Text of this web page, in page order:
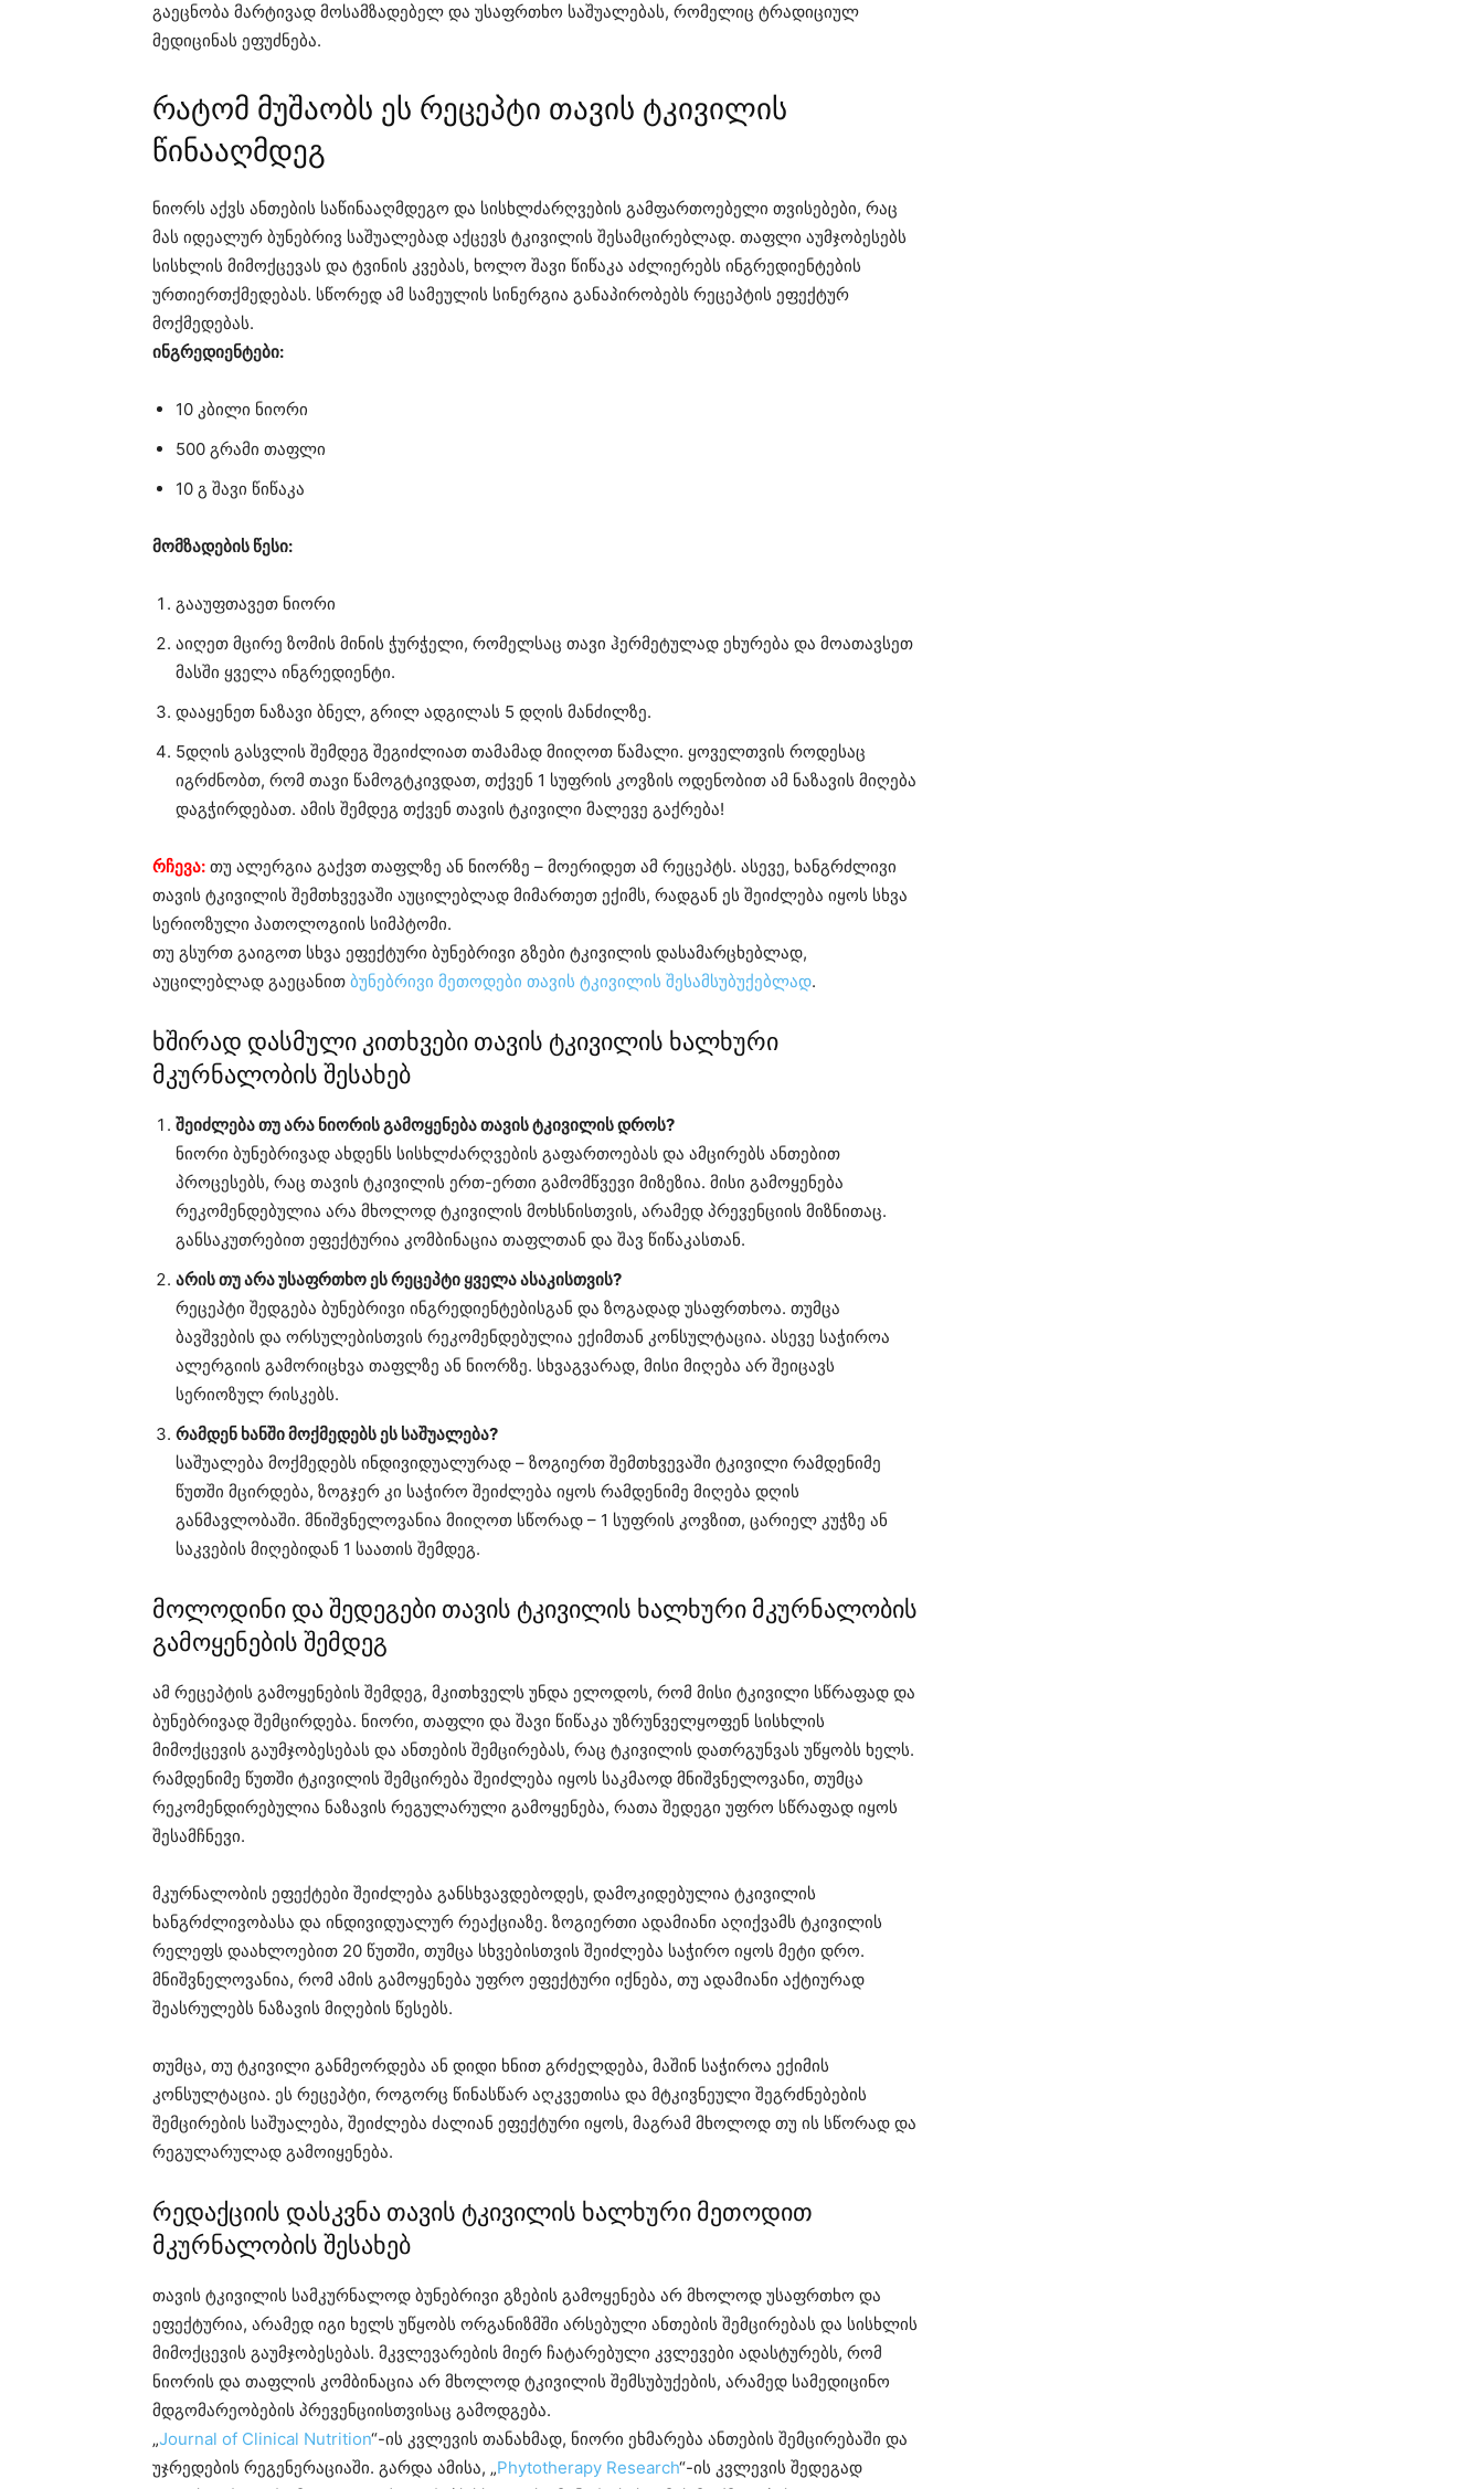
გაეცნობა მარტივად მოსამზადებელ და უსაფრთხო საშუალებას, რომელიც ტრადიციულ
მედიცინას ეფუძნება.
რატომ მუშაობს ეს რეცეპტი თავის ტკივილის
წინააღმდეგ
ნიორს აქვს ანთების საწინააღმდეგო და სისხლძარღვების გამფართოებელი თვისებები, რაც
მას იდეალურ ბუნებრივ საშუალებად აქცევს ტკივილის შესამცირებლად. თაფლი აუმჯობესებს
სისხლის მიმოქცევას და ტვინის კვებას, ხოლო შავი წიწაკა აძლიერებს ინგრედიენტების
ურთიერთქმედებას. სწორედ ამ სამეულის სინერგია განაპირობებს რეცეპტის ეფექტურ
მოქმედებას.
ინგრედიენტები:
10 კბილი ნიორი
500 გრამი თაფლი
10 გ შავი წიწაკა
მომზადების წესი:
გააუფთავეთ ნიორი
აიღეთ მცირე ზომის მინის ჭურჭელი, რომელსაც თავი ჰერმეტულად ეხურება და მოათავსეთ
მასში ყველა ინგრედიენტი.
დააყენეთ ნაზავი ბნელ, გრილ ადგილას 5 დღის მანძილზე.
5დღის გასვლის შემდეგ შეგიძლიათ თამამად მიიღოთ წამალი. ყოველთვის როდესაც
იგრძნობთ, რომ თავი წამოგტკივდათ, თქვენ 1 სუფრის კოვზის ოდენობით ამ ნაზავის მიღება
დაგჭირდებათ. ამის შემდეგ თქვენ თავის ტკივილი მალევე გაქრება!
რჩევა: თუ ალერგია გაქვთ თაფლზე ან ნიორზე – მოერიდეთ ამ რეცეპტს. ასევე, ხანგრძლივი
თავის ტკივილის შემთხვევაში აუცილებლად მიმართეთ ექიმს, რადგან ეს შეიძლება იყოს სხვა
სერიოზული პათოლოგიის სიმპტომი.
თუ გსურთ გაიგოთ სხვა ეფექტური ბუნებრივი გზები ტკივილის დასამარცხებლად,
აუცილებლად გაეცანით ბუნებრივი მეთოდები თავის ტკივილის შესამსუბუქებლად.
ხშირად დასმული კითხვები თავის ტკივილის ხალხური
მკურნალობის შესახებ
შეიძლება თუ არა ნიორის გამოყენება თავის ტკივილის დროს?
ნიორი ბუნებრივად ახდენს სისხლძარღვების გაფართოებას და ამცირებს ანთებით
პროცესებს, რაც თავის ტკივილის ერთ-ერთი გამომწვევი მიზეზია. მისი გამოყენება
რეკომენდებულია არა მხოლოდ ტკივილის მოხსნისთვის, არამედ პრევენციის მიზნითაც.
განსაკუთრებით ეფექტურია კომბინაცია თაფლთან და შავ წიწაკასთან.
არის თუ არა უსაფრთხო ეს რეცეპტი ყველა ასაკისთვის?
რეცეპტი შედგება ბუნებრივი ინგრედიენტებისგან და ზოგადად უსაფრთხოა. თუმცა
ბავშვების და ორსულებისთვის რეკომენდებულია ექიმთან კონსულტაცია. ასევე საჭიროა
ალერგიის გამორიცხვა თაფლზე ან ნიორზე. სხვაგვარად, მისი მიღება არ შეიცავს
სერიოზულ რისკებს.
რამდენ ხანში მოქმედებს ეს საშუალება?
საშუალება მოქმედებს ინდივიდუალურად – ზოგიერთ შემთხვევაში ტკივილი რამდენიმე
წუთში მცირდება, ზოგჯერ კი საჭირო შეიძლება იყოს რამდენიმე მიღება დღის
განმავლობაში. მნიშვნელოვანია მიიღოთ სწორად – 1 სუფრის კოვზით, ცარიელ კუჭზე ან
საკვების მიღებიდან 1 საათის შემდეგ.
მოლოდინი და შედეგები თავის ტკივილის ხალხური მკურნალობის
გამოყენების შემდეგ
ამ რეცეპტის გამოყენების შემდეგ, მკითხველს უნდა ელოდოს, რომ მისი ტკივილი სწრაფად და
ბუნებრივად შემცირდება. ნიორი, თაფლი და შავი წიწაკა უზრუნველყოფენ სისხლის
მიმოქცევის გაუმჯობესებას და ანთების შემცირებას, რაც ტკივილის დათრგუნვას უწყობს ხელს.
რამდენიმე წუთში ტკივილის შემცირება შეიძლება იყოს საკმაოდ მნიშვნელოვანი, თუმცა
რეკომენდირებულია ნაზავის რეგულარული გამოყენება, რათა შედეგი უფრო სწრაფად იყოს
შესამჩნევი.
მკურნალობის ეფექტები შეიძლება განსხვავდებოდეს, დამოკიდებულია ტკივილის
ხანგრძლივობასა და ინდივიდუალურ რეაქციაზე. ზოგიერთი ადამიანი აღიქვამს ტკივილის
რელეფს დაახლოებით 20 წუთში, თუმცა სხვებისთვის შეიძლება საჭირო იყოს მეტი დრო.
მნიშვნელოვანია, რომ ამის გამოყენება უფრო ეფექტური იქნება, თუ ადამიანი აქტიურად
შეასრულებს ნაზავის მიღების წესებს.
თუმცა, თუ ტკივილი განმეორდება ან დიდი ხნით გრძელდება, მაშინ საჭიროა ექიმის
კონსულტაცია. ეს რეცეპტი, როგორც წინასწარ აღკვეთისა და მტკივნეული შეგრძნებების
შემცირების საშუალება, შეიძლება ძალიან ეფექტური იყოს, მაგრამ მხოლოდ თუ ის სწორად და
რეგულარულად გამოიყენება.
რედაქციის დასკვნა თავის ტკივილის ხალხური მეთოდით
მკურნალობის შესახებ
თავის ტკივილის სამკურნალოდ ბუნებრივი გზების გამოყენება არ მხოლოდ უსაფრთხო და
ეფექტურია, არამედ იგი ხელს უწყობს ორგანიზმში არსებული ანთების შემცირებას და სისხლის
მიმოქცევის გაუმჯობესებას. მკვლევარების მიერ ჩატარებული კვლევები ადასტურებს, რომ
ნიორის და თაფლის კომბინაცია არ მხოლოდ ტკივილის შემსუბუქების, არამედ სამედიცინო
მდგომარეობების პრევენციისთვისაც გამოდგება.
„Journal of Clinical Nutrition“-ის კვლევის თანახმად, ნიორი ეხმარება ანთების შემცირებაში და
უჯრედების რეგენერაციაში. გარდა ამისა, „Phytotherapy Research“-ის კვლევის შედეგად